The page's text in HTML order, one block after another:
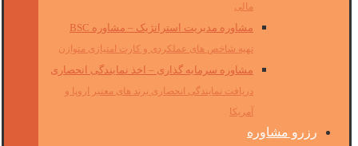
مالی
مشاوره مدیریت استراتژیک – مشاوره BSC
تهیه شاخص های عملکردی و کارت امتیازی متوازن
مشاوره سرمایه گذاری – اخذ نمایندگی انحصاری
دریافت نمایندگی انحصاری برند های معتبر اروپا و
آمریکا
رزرو مشاوره